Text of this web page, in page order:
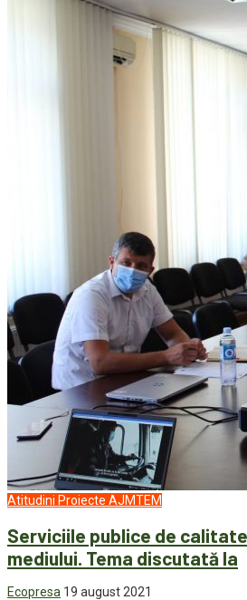
Atitudini Proiecte AJMTEM
Serviciile publice de
mediului. Tema discutată la
Ecopresa 19 august 2021